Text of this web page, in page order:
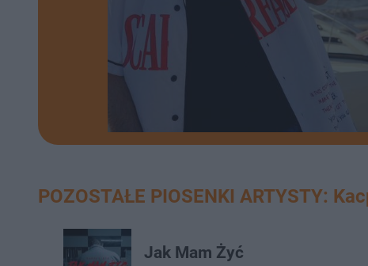
POZOSTAŁE PIOSENKI ARTYSTY:
Jak Mam Żyć